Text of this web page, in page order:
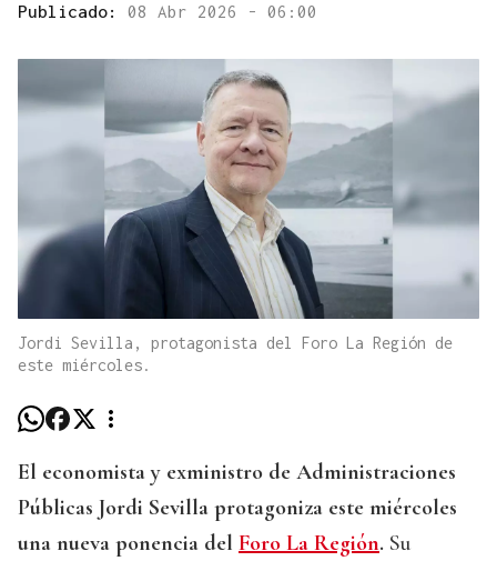
Publicado: 08 Abr 2026 - 06:00
Jordi Sevilla, protagonista del Foro La Región de
este miércoles.
El economista y exministro de Administraciones
Públicas Jordi Sevilla protagoniza este miércoles
una nueva ponencia del Foro La Región. Su